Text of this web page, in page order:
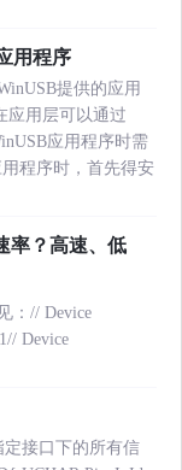
用程序
提供的应用
应用层可以通过
应用程序时需
程序时，首先得安
率？高速、低
：// Device
Device
定接口下的所有信